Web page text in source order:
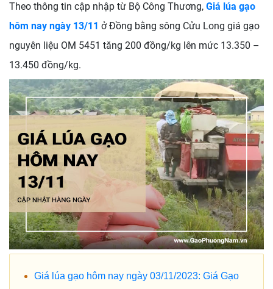
Theo thông tin cập nhập từ Bộ Công Thương, Giá lúa gạo
hôm nay ngày 13/11 ở Đồng bằng sông Cửu Long giá gạo
nguyên liệu OM 5451 tăng 200 đồng/kg lên mức 13.350 –
13.450 đồng/kg.
Giá lúa gạo hôm nay ngày 03/11/2023: Giá Gạo